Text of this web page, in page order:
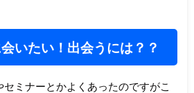
いたい！出会うには？？
ミナーとかよくあったのですがこ